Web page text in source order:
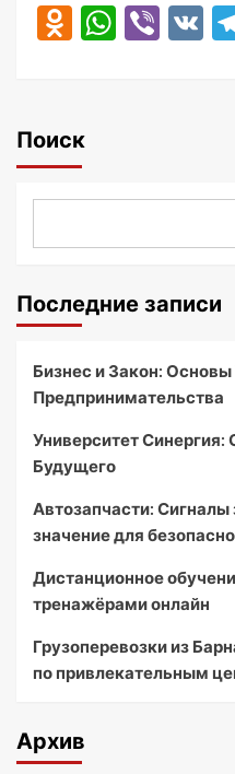
Поиск
Последние записи
Бизнес и Закон:
Предпринимательства
Университет Синергия:
Будущего
Автозапчасти: Сигналы
значение для
Дистанционное
тренажёрами онлайн
Грузоперевозки из
по привлекательным
Архив